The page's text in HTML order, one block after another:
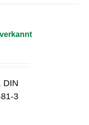
DIN
3